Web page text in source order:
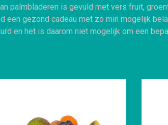
palmbladeren is gevuld met vers fruit,
een gezond cadeau met zo min mogelijk
en het is daarom niet mogelijk om een